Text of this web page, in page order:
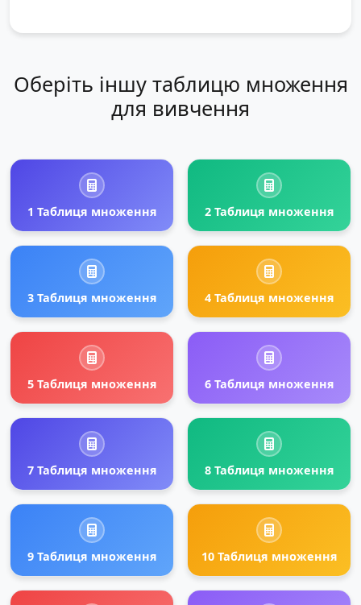
Оберіть іншу таблицю множення
для вивчення
1 Таблиця множення 2 Таблиця множення
3 Таблиця множення 4 Таблиця множення
5 Таблиця множення 6 Таблиця множення
7 Таблиця множення 8 Таблиця множення
9 Таблиця множення 10 Таблиця множення